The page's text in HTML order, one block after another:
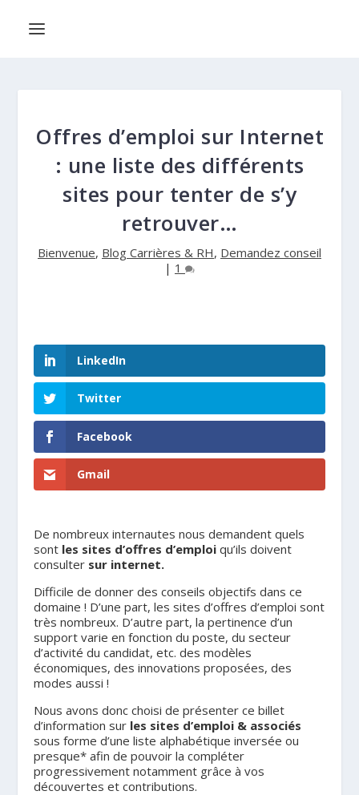
Offres d’emploi sur Internet
: une liste des différents
sites pour tenter de s’y
retrouver…
Bienvenue, Blog Carrières & RH, Demandez conseil
| 1
LinkedIn
Twitter
Facebook
Gmail
De nombreux internautes nous demandent quels
sont les sites d’offres d’emploiqu’ils doivent
consulter sur internet.
Difficile de donner des conseils objectifs dans ce
domaine ! D’une part, les sites d’offres d’emploi sont
très nombreux. D’autre part, la pertinence d’un
support varie en fonction du poste, du secteur
d’activité du candidat, etc. des modèles
économiques, des innovations proposées, des
modes aussi !
Nous avons donc choisi de présenter ce billet
d’information sur les sites d’emploi & associés
sous forme d’une liste alphabétique inversée ou
presque* afin de pouvoir la compléter
progressivement notamment grâce à vos
découvertes et contributions.